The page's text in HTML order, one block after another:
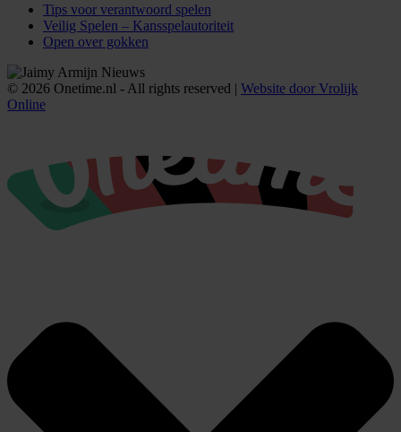
Tips voor verantwoord spelen
Veilig Spelen – Kansspelautoriteit
Open over gokken
© 2026 Onetime.nl - All rights reserved | Website door Vrolijk
Online